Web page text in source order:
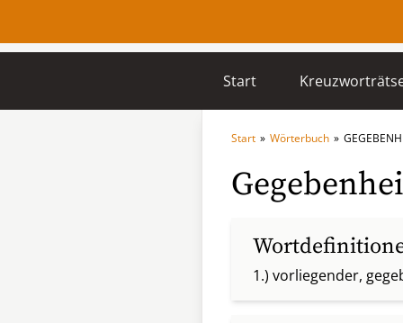
Start
Start » Wörterbuch »
1.) vorliegender,